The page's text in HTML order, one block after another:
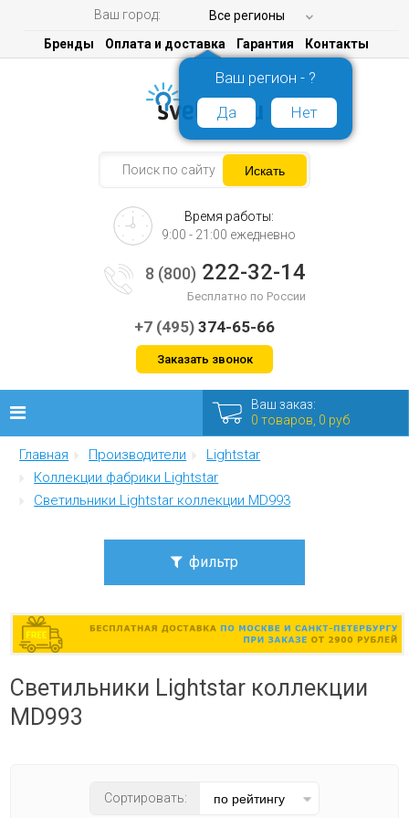
Ваш город: Все регионы
Ваш регион - ?
Да
Нет
Бренды Оплата и доставка Гарантия Контакты
Время работы:
9:00 - 21:00 ежедневно
8 (800) 222-32-14
Бесплатно по России
+7 (495) 374-65-66
Заказать звонок
Люстры
Бра
Распродажа
Еще
Ваш заказ:
0 товаров, 0 руб
Главная Производители
Lightstar
Коллекции фабрики Lightstar
Светильники Lightstar коллекции MD993
фильтр
от
до
Стиль
прозрачный
Светильники Lightstar коллекции
MD993
Сортировать: